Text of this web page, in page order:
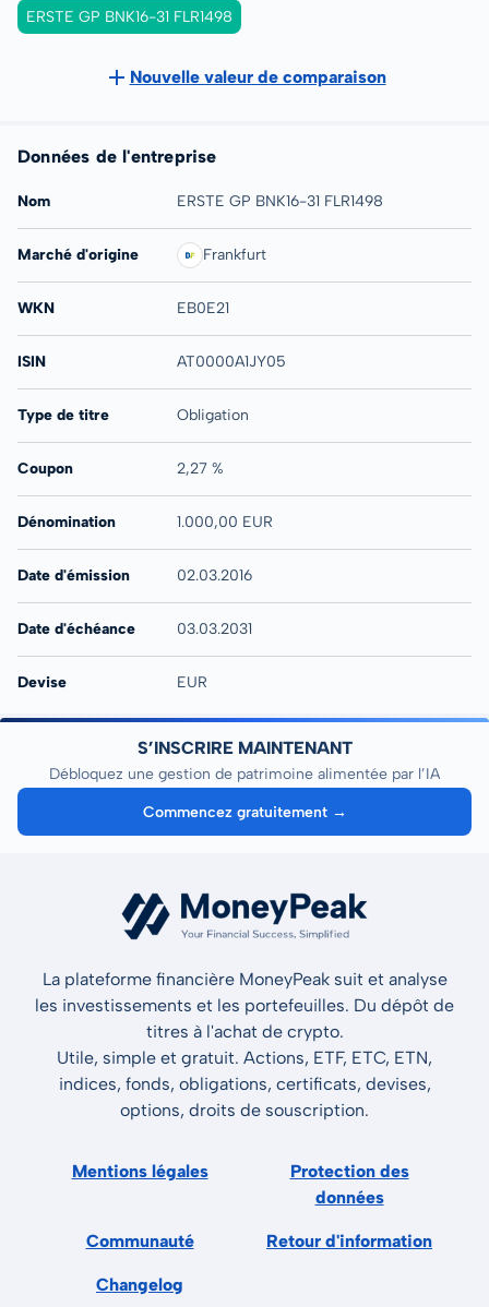
ERSTE GP BNK16-31 FLR1498
Nouvelle valeur de comparaison
Données de l'entreprise
Nom ERSTE GP BNK16-31 FLR1498
Marché d'origine Frankfurt
WKN EB0E21
ISIN AT0000A1JY05
Type de titre Obligation
Coupon 2,27 %
Dénomination 1.000,00 EUR
Date d'émission 02.03.2016
Date d'échéance 03.03.2031
Devise EUR
S’INSCRIRE MAINTENANT
Débloquez une gestion de patrimoine alimentée par l’IA
Commencez gratuitement →
La plateforme financière MoneyPeak suit et analyse
les investissements et les portefeuilles. Du dépôt de
titres à l'achat de crypto.
Utile, simple et gratuit. Actions, ETF, ETC, ETN,
indices, fonds, obligations, certificats, devises,
options, droits de souscription.
Mentions légales
Protection des
données
Communauté Retour d'information
Changelog